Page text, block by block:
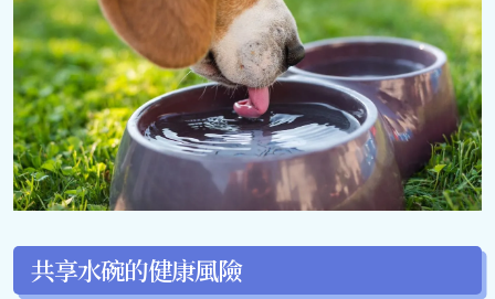
共享水碗的健康風險